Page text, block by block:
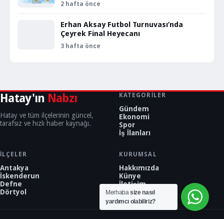
2 hafta önce
Erhan Aksay Futbol Turnuvası’nda
Çeyrek Final Heyecanı
3 hafta önce
Hatay'ın Nabzı
Hatay ve tüm ilçelerinin güncel,
tarafsız ve hızlı haber kaynağı.
KATEGORILER
Gündem
Ekonomi
Spor
İş İlanları
İLÇELER
Antakya
İskenderun
Defne
Dörtyol
KURUMSAL
Hakkımızda
Künye
İletişim
Merhabasize nasıl
yardımcı olabiliriz?